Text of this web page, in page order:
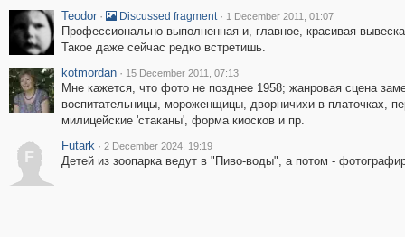
Teodor · Discussed fragment · 1 December 2011, 01:07
Профессионально выполненная и, главное, красивая
Такое даже сейчас редко встретишь.
kotmordan · 15 December 2011, 07:13
Мне кажется, что фото не позднее 1958; жанровая сцена
воспитательницы, мороженщицы, дворничихи в платочках,
милицейские 'стаканы', форма киосков и пр.
F
Futark · 2 December 2024, 19:19
Детей из зоопарка ведут в "Пиво-воды", а потом -